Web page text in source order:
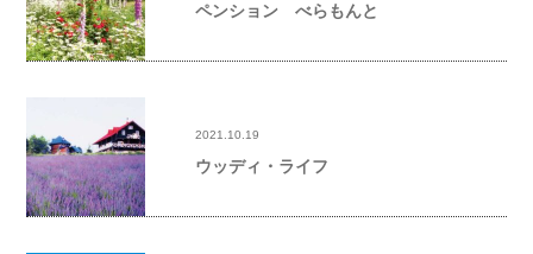
ペンション べらもんと
2021.10.19
ウッディ・ライフ